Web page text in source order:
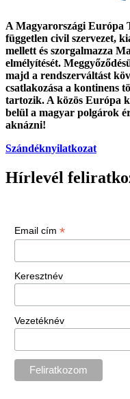
A Magyarországi Európa
független civil szervezet,
mellett és szorgalmazza
elmélyítését.
majd a rendszerváltást
csatlakozása a kontinens
tartozik. A közös Európa
belül a magyar polgárok
aknázni!
Szándéknyilatkozat
Hírlevél
Email cím *
Keresztnév
Vezetéknév